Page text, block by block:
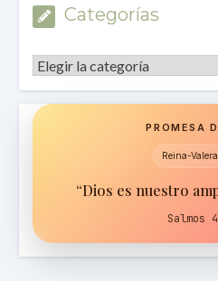
Categorías
Categorías
PROMESA
Reina-
“Dios es nuestro
Salmos